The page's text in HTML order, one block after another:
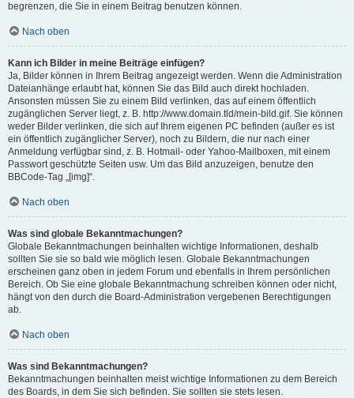
begrenzen, die Sie in einem Beitrag benutzen können.
Nach oben
Kann ich Bilder in meine Beiträge einfügen?
Ja, Bilder können in Ihrem Beitrag angezeigt werden. Wenn die Administration
Dateianhänge erlaubt hat, können Sie das Bild auch direkt hochladen.
Ansonsten müssen Sie zu einem Bild verlinken, das auf einem öffentlich
zugänglichen Server liegt, z. B. http://www.domain.tld/mein-bild.gif. Sie können
weder Bilder verlinken, die sich auf Ihrem eigenen PC befinden (außer es ist
ein öffentlich zugänglicher Server), noch zu Bildern, die nur nach einer
Anmeldung verfügbar sind, z. B. Hotmail- oder Yahoo-Mailboxen, mit einem
Passwort geschützte Seiten usw. Um das Bild anzuzeigen, benutze den
BBCode-Tag „[img]“.
Nach oben
Was sind globale Bekanntmachungen?
Globale Bekanntmachungen beinhalten wichtige Informationen, deshalb
sollten Sie sie so bald wie möglich lesen. Globale Bekanntmachungen
erscheinen ganz oben in jedem Forum und ebenfalls in Ihrem persönlichen
Bereich. Ob Sie eine globale Bekanntmachung schreiben können oder nicht,
hängt von den durch die Board-Administration vergebenen Berechtigungen
ab.
Nach oben
Was sind Bekanntmachungen?
Bekanntmachungen beinhalten meist wichtige Informationen zu dem Bereich
des Boards, in dem Sie sich befinden. Sie sollten sie stets lesen.